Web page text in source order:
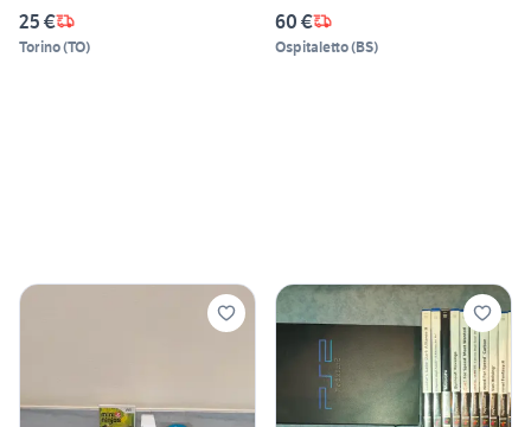
25 €
Torino(TO)
60 €
Ospitaletto(BS)